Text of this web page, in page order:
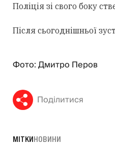
Поліція зі свого боку
Після сьогоднішньої
Фото: Дмитро Перов
Поділитися
МІТКИНОВИНИ